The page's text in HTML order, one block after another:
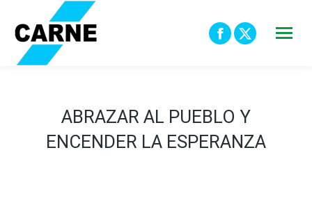
Facebook
in
new
X
in
new
ABRAZAR AL PUEBLO Y
ENCENDER LA ESPERANZA